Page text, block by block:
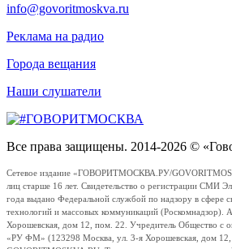
info@govoritmoskva.ru
Реклама на радио
Города вещания
Наши слушатели
Все права защищены. 2014-2026 ©
Сетевое издание «ГОВОРИТМОСКВА.РУ/
лиц старше 16 лет. Свидетельство о регистрации СМИ
года выдано Федеральной службой по надзору в сфере
технологий и массовых коммуникаций (Роскомнадзор).
Хорошевская, дом 12, пом. 22. Учредитель Общество с
«РУ ФМ» (123298 Москва, ул. 3-я Хорошевская, дом